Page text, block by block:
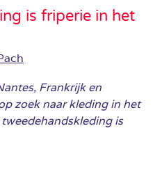
is friperie in het
Frankrijk en
zoek naar kleding in het
is